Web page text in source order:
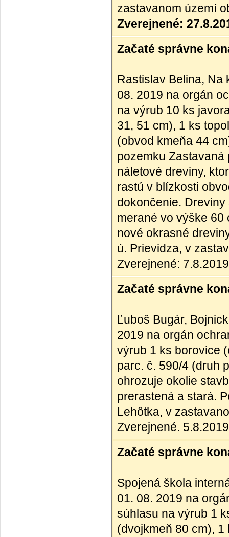
zastavanom území
Zverejnené:
Začaté správne
Rastislav Belina, Na
08. 2019 na orgán
na výrub 10 ks
31, 51 cm), 1 ks
(obvod kmeňa 44
pozemku
náletové dreviny,
rastú v blízkosti
dokončenie.
merané vo výške 60
nové okrasné
ú. Prievidza, v
Zverejnené: 7.8.2019
Začaté správne
Ľuboš Bugár,
2019 na orgán
výrub 1 ks borovice
parc. č. 590/4 (druh
ohrozuje okolie
prerastená a stará.
Lehôtka, v
Zverejnené. 5.8.2019
Začaté správne
Spojená škola
01. 08. 2019 na
súhlasu na výrub 1
(dvojkmeň 80 cm),